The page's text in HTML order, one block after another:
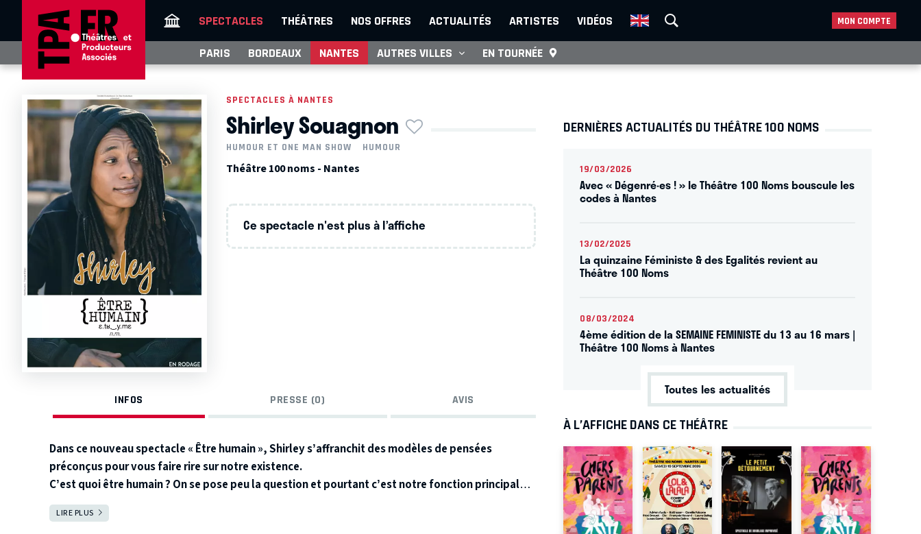
SPECTACLES THÉÂTRES NOS OFFRES ACTUALITÉS ARTISTES VIDÉOS MON COMPTE
PARIS BORDEAUX NANTES AUTRES VILLES EN TOURNÉE
SPECTACLES À NANTES
Shirley Souagnon
HUMOUR ET ONE MAN SHOW HUMOUR
Théâtre 100 noms - Nantes
Ce spectacle n'est plus à l’affiche
INFOS PRESSE (0) AVIS
Dans ce nouveau spectacle « Être humain », Shirley s’affranchit des modèles de pensées
préconçus pour vous faire rire sur notre existence.
C’est quoi être humain ? On se pose peu la question et pourtant c’est notre fonction principale,
être humain. On n’en connaît même pas la définition ! Vas-y cherche… Tu vois ? T’as besoin de
Google.
Repensons-nous, repensons notre monde pour qu’il nous appartienne de nouveau, au moins
pendant une heure !
LIRE PLUS
DERNIÈRES ACTUALITÉS DU THÉÂTRE 100 NOMS
19/03/2026
Avec « Dégenré·es ! » le Théâtre 100 Noms bouscule les
codes à Nantes
13/02/2025
La quinzaine Féministe & des Egalités revient au
Théâtre 100 Noms
08/03/2024
4ème édition de la SEMAINE FEMINISTE du 13 au 16 mars |
Théâtre 100 Noms à Nantes
Toutes les actualités
À L’AFFICHE DANS CE THÉÂTRE